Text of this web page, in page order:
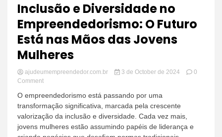
Inclusão e Diversidade no
Empreendedorismo: O Futuro
Está nas Mãos das Jovens
Mulheres
ajudeumempreendedor.com.br 3 de October de 2024
0
Commenton
e
Diversidade
no
Empreendedorismo:
O empreendedorismo está passando por uma
transformação significativa, marcada pela crescente
valorização da inclusão e diversidade. Cada vez mais,
jovens mulheres estão assumindo papéis de liderança e